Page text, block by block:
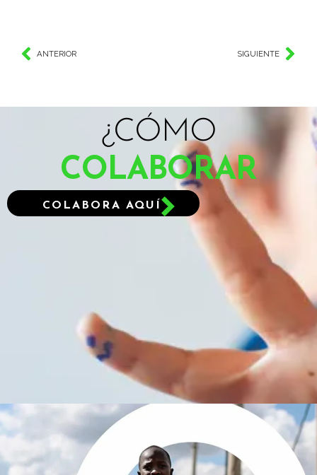
ANTERIOR SIGUIENTE
¿CÓMO
COLABORAR
COLABORA AQUÍ